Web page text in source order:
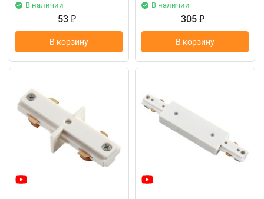
В наличии
53 ₽
В корзину
В наличии
305 ₽
В корзину